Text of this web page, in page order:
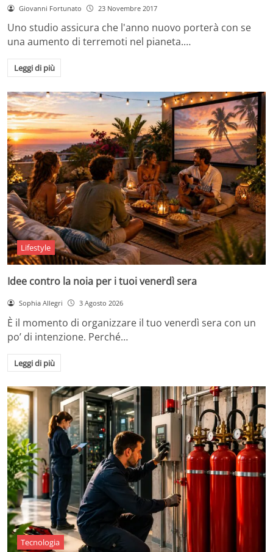
Giovanni Fortunato 23 Novembre 2017
Uno studio assicura che l'anno nuovo porterà con se
una aumento di terremoti nel pianeta.…
Leggi di più
Lifestyle
Idee contro la noia per i tuoi venerdì sera
Sophia Allegri 3 Agosto 2026
È il momento di organizzare il tuo venerdì sera con un
po’ di intenzione. Perché…
Leggi di più
Tecnologia